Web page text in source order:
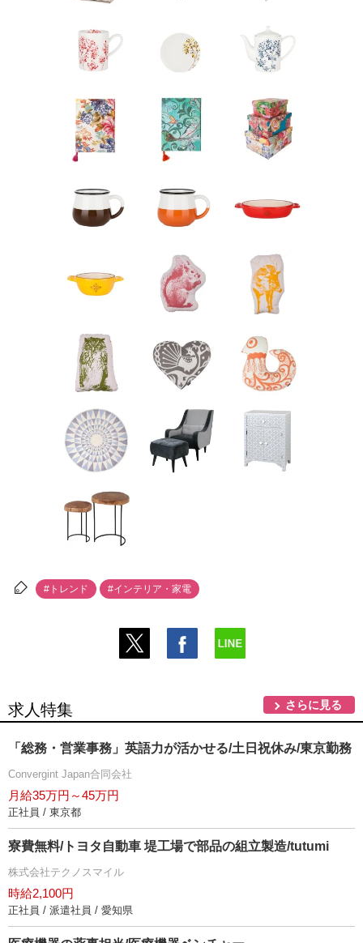
#トレンド #インテリア・家電
求人特集 さらに見る
「総務・営業事務」英語力が活かせる/土日祝休み/東京勤務
Convergint Japan合同会社
月給35万円～45万円
正社員 / 東京都
寮費無料/トヨタ自動車 堤工場で部品の組立製造/tutumi
株式会社テクノスマイル
時給2,100円
正社員 / 派遣社員 / 愛知県